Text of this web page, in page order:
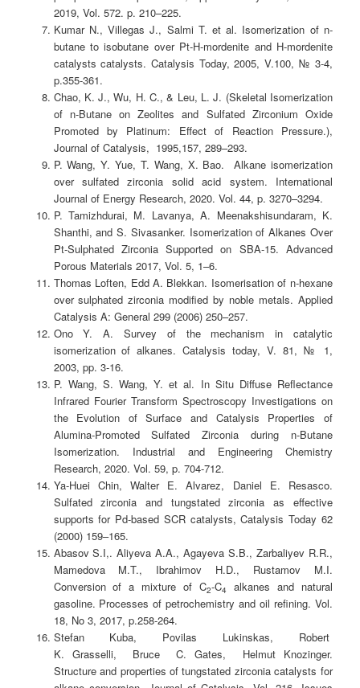
2019, Vol. 572. p. 210–225.
Kumar N., Villegas J., Salmi T. et al. Isomerization of n-
butane to isobutane over Pt-H-mordenite and H-mordenite
catalysts catalysts. Catalysis Today, 2005, V.100, № 3-4,
p.355-361.
Chao, K. J., Wu, H. C., & Leu, L. J. (Skeletal Isomerization
of n-Butane on Zeolites and Sulfated Zirconium Oxide
Promoted by Platinum: Effect of Reaction Pressure.),
Journal of Catalysis, 1995,157, 289–293.
P. Wang, Y. Yue, T. Wang, X. Bao. Alkane isomerization
over sulfated zirconia solid acid system. International
Journal of Energy Research, 2020. Vol. 44, p. 3270–3294.
P. Tamizhdurai, M. Lavanya, A. Meenakshisundaram, K.
Shanthi, and S. Sivasanker. Isomerization of Alkanes Over
Pt-Sulphated Zirconia Supported on SBA-15. Advanced
Porous Materials 2017, Vol. 5, 1–6.
Thomas Loften, Edd A. Blekkan. Isomerisation of n-hexane
over sulphated zirconia modified by noble metals. Applied
Catalysis A: General 299 (2006) 250–257.
Ono Y. A. Survey of the mechanism in catalytic
isomerization of alkanes. Catalysis today, V. 81, № 1,
2003, pp. 3-16.
P. Wang, S. Wang, Y. еt al. In Situ Diffuse Reflectance
Infrared Fourier Transform Spectroscopy Investigations on
the Evolution of Surface and Catalysis Properties of
Alumina-Promoted Sulfated Zirconia during n-Butane
Isomerization. Industrial and Engineering Chemistry
Research, 2020. Vol. 59, p. 704-712.
Ya-Huei Chin, Walter E. Alvarez, Daniel E. Resasco.
Sulfated zirconia and tungstated zirconia as effective
supports for Pd-based SCR catalysts, Catalysis Today 62
(2000) 159–165.
Abasov S.I,. Aliyeva A.A., Agayeva S.B., Zarbaliyev R.R.,
Mamedova M.T., Ibrahimov H.D., Rustamov M.I.
Conversion of a mixture of C2-C4
alkanes and natural
gasoline. Processes of petrochemistry and oil refining. Vol.
18, No 3, 2017, p.258-264.
Stefan Kuba, Povilas Lukinskas, Robert
K. Grasselli, Bruce C. Gates, Helmut Knozinger.
Structure and properties of tungstated zirconia catalysts for